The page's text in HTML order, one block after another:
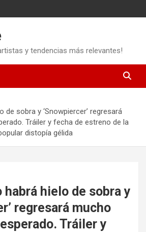
y tendencias más relevantes!
de sobra y ‘Snowpiercer’ regresará
Tráiler y fecha de estreno de la
distopía gélida
habrá hielo de sobra y
regresará mucho
Tráiler y